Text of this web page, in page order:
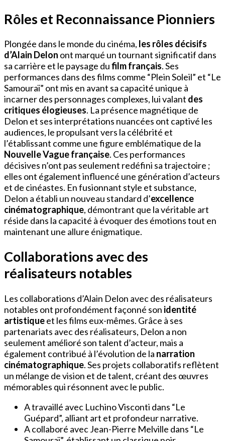
Rôles et Reconnaissance Pionniers
Plongée dans le monde du cinéma, les rôles décisifs
d’Alain Delon ont marqué un tournant significatif dans
sa carrière et le paysage dufilm français. Ses
performances dans des films comme “Plein Soleil” et “Le
Samouraï” ont mis en avant sa capacité unique à
incarner des personnages complexes, lui valant des
critiques élogieuses. La présence magnétique de
Delon et ses interprétations nuancées ont captivé les
audiences, le propulsant vers la célébrité et
l’établissant comme une figure emblématique de la
Nouvelle Vague française. Ces performances
décisives n’ont pas seulement redéfini sa trajectoire ;
elles ont également influencé une génération d’acteurs
et de cinéastes. En fusionnant style et substance,
Delon a établi un nouveau standard d’excellence
cinématographique, démontrant que la véritable art
réside dans la capacité à évoquer des émotions tout en
maintenant une allure énigmatique.
Collaborations avec des
réalisateurs notables
Les collaborations d’Alain Delon avec des réalisateurs
notables ont profondément façonné son identité
artistiqueet les films eux-mêmes. Grâce à ses
partenariats avec des réalisateurs, Delon a non
seulement amélioré son talent d’acteur, mais a
également contribué à l’évolution de la narration
cinématographique. Ses projets collaboratifs reflètent
un mélange de vision et de talent, créant des œuvres
mémorables qui résonnent avec le public.
A travaillé avec Luchino Visconti dans “Le
Guépard”, alliant art et profondeur narrative.
A collaboré avec Jean-Pierre Melville dans “Le